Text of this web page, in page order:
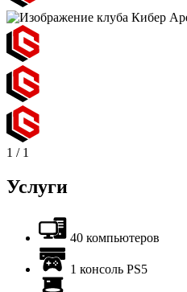
1 / 1
Услуги
40 компьютеров
1 консоль PS5